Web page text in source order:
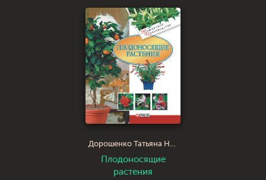
Дорошенко Татьяна Николаевна
Плодоносящие
растения